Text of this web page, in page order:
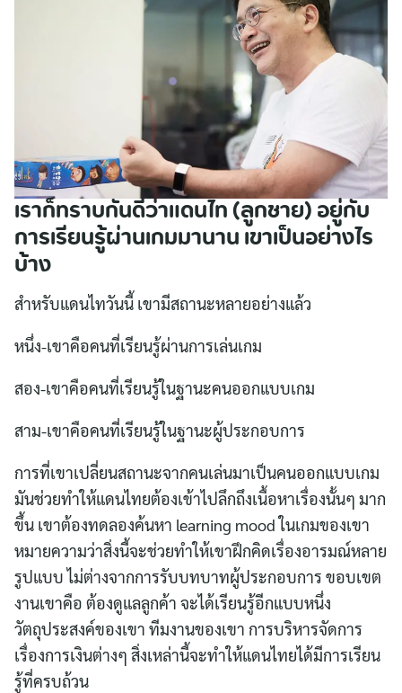
เราก็ทราบกันดีว่าแดนไท (ลูกชาย) อยู่กับ
การเรียนรู้ผ่านเกมมานาน เขาเป็นอย่างไร
บ้าง
สำหรับแดนไทวันนี้ เขามีสถานะหลายอย่างแล้ว
หนึ่ง-เขาคือคนที่เรียนรู้ผ่านการเล่นเกม
สอง-เขาคือคนที่เรียนรู้ในฐานะคนออกแบบเกม
สาม-เขาคือคนที่เรียนรู้ในฐานะผู้ประกอบการ
การที่เขาเปลี่ยนสถานะจากคนเล่นมาเป็นคนออกแบบเกม
มันช่วยทำให้แดนไทยต้องเข้าไปลึกถึงเนื้อหาเรื่องนั้นๆ มาก
ขึ้น เขาต้องทดลองค้นหา learning mood ในเกมของเขา
หมายความว่าสิ่งนี้จะช่วยทำให้เขาฝึกคิดเรื่องอารมณ์หลาย
รูปแบบ ไม่ต่างจากการรับบทบาทผู้ประกอบการ ขอบเขต
งานเขาคือ ต้องดูแลลูกค้า จะได้เรียนรู้อีกแบบหนึ่ง
วัตถุประสงค์ของเขา ทีมงานของเขา การบริหารจัดการ
เรื่องการเงินต่างๆ สิ่งเหล่านี้จะทำให้แดนไทยได้มีการเรียน
รู้ที่ครบถ้วน